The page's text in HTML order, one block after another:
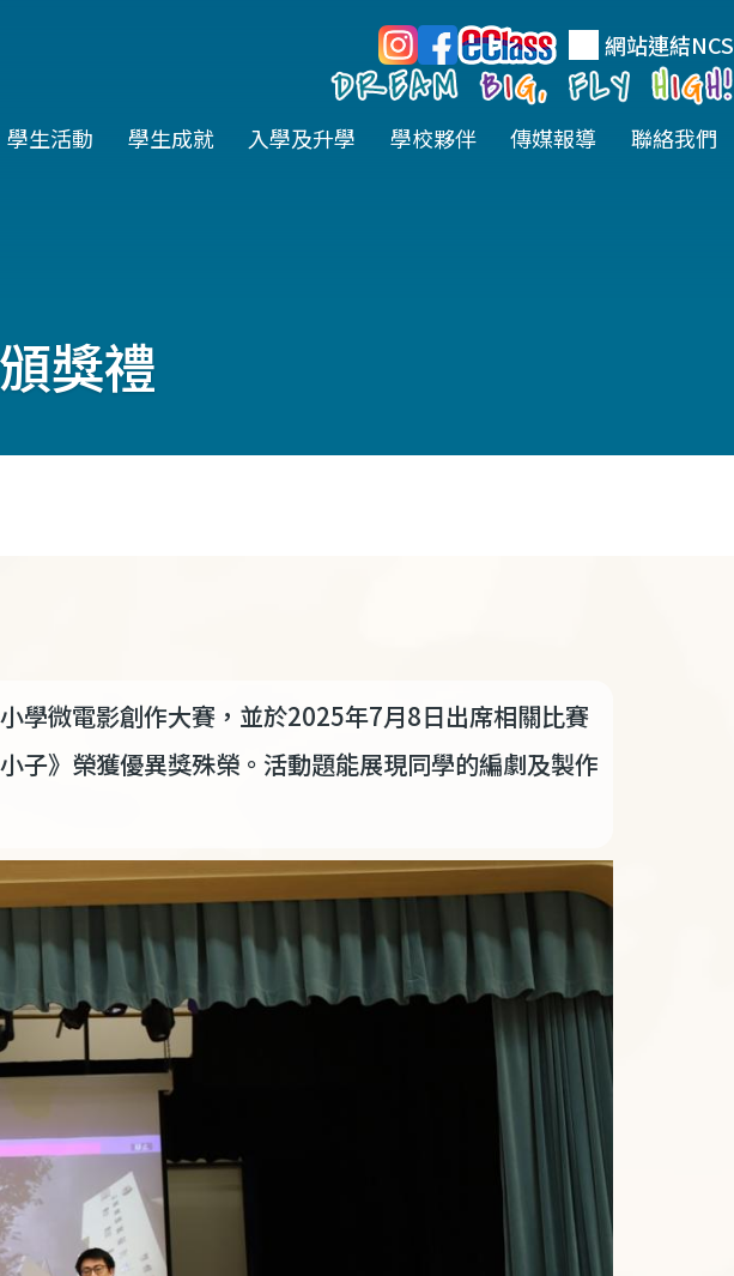
網站連結NCS
學生活動 學生成就 入學及升學 學校夥伴 傳媒報導 聯絡我們
獎禮
學微電影創作大賽，並於2025年7月8日出席相關比賽
子》榮獲優異獎殊榮。活動題能展現同學的編劇及製作